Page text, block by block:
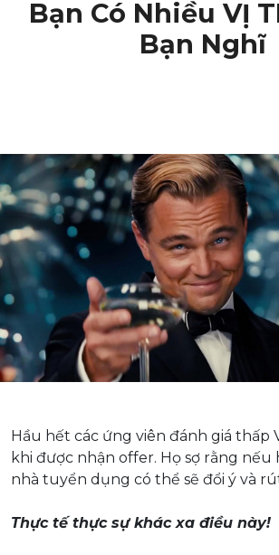
Bạn Có Nhiều VỊ
Bạn Nghĩ
Hầu hết các ứng viên đánh giá thấp
khi được nhận offer. Họ sợ rằng nếu
nhà tuyển dụng có thể sẽ đổi ý và
Thực tế thực sự khác xa điều này!